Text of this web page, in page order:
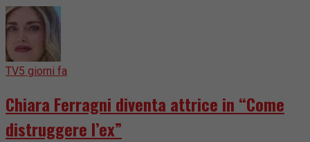
TV5 giorni fa
Chiara Ferragni diventa attrice in “Come
distruggere l’ex”